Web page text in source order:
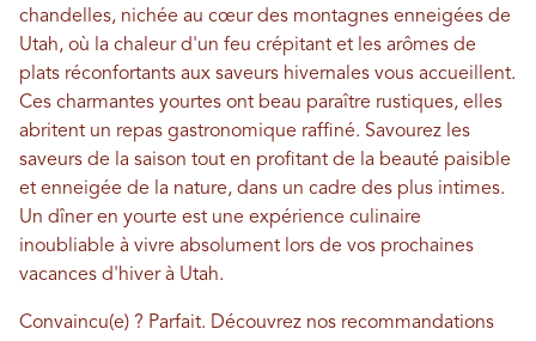
chandelles, nichée au cœur des montagnes enneigées de
Utah, où la chaleur d'un feu crépitant et les arômes de
plats réconfortants aux saveurs hivernales vous accueillent.
Ces charmantes yourtes ont beau paraître rustiques, elles
abritent un repas gastronomique raffiné. Savourez les
saveurs de la saison tout en profitant de la beauté paisible
et enneigée de la nature, dans un cadre des plus intimes.
Un dîner en yourte est une expérience culinaire
inoubliable à vivre absolument lors de vos prochaines
vacances d'hiver à Utah.
Convaincu(e) ? Parfait. Découvrez nos recommandations